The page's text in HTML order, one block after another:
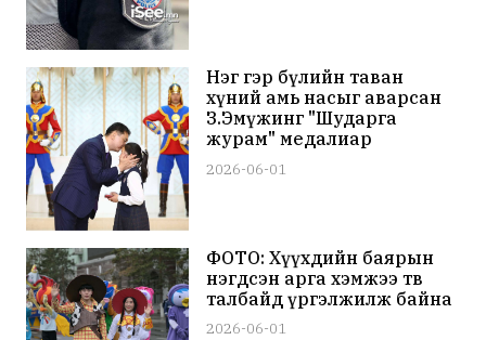
Нэг гэр бүлийн таван
хүний амь насыг аварсан
З.Эмүжинг "Шударга
журам" медалиар
шагналаа
2026-06-01
ФОТО: Хүүхдийн баярын
нэгдсэн арга хэмжээ төв
талбайд үргэлжилж байна
2026-06-01